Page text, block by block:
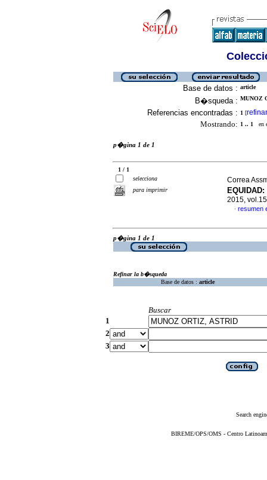
Base de datos : article
B�squeda : MUNOZ
Referencias encontradas : 1 [refinar
Mostrando: 1 .. 1 en
p�gina 1 de 1
1 / 1
selecciona
para imprimir
Correa
EQUIDAD:
2015,
· resumen
p�gina 1 de 1
Refinar la b�squeda
Base de datos : article
Buscar
1
2
3
Search
BIREME/OPS/OMS - Centro